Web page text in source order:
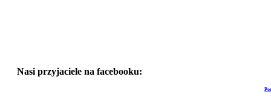
Nasi przyjaciele na facebooku: